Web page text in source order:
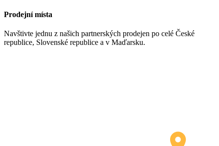
Prodejní místa
Navštivte jednu z našich partnerských prodejen po celé České
republice, Slovenské republice a v Maďarsku.